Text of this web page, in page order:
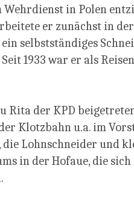
in Polen
er zunächst in der
selbstständiges
1933 war er als
Rita der KPD
Klotzbahn u.a. im
die Lohnschneider und
in der Hofaue, die sich